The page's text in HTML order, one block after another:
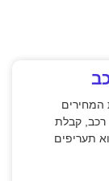
המחירים
רכב, קבלת
תעריפים